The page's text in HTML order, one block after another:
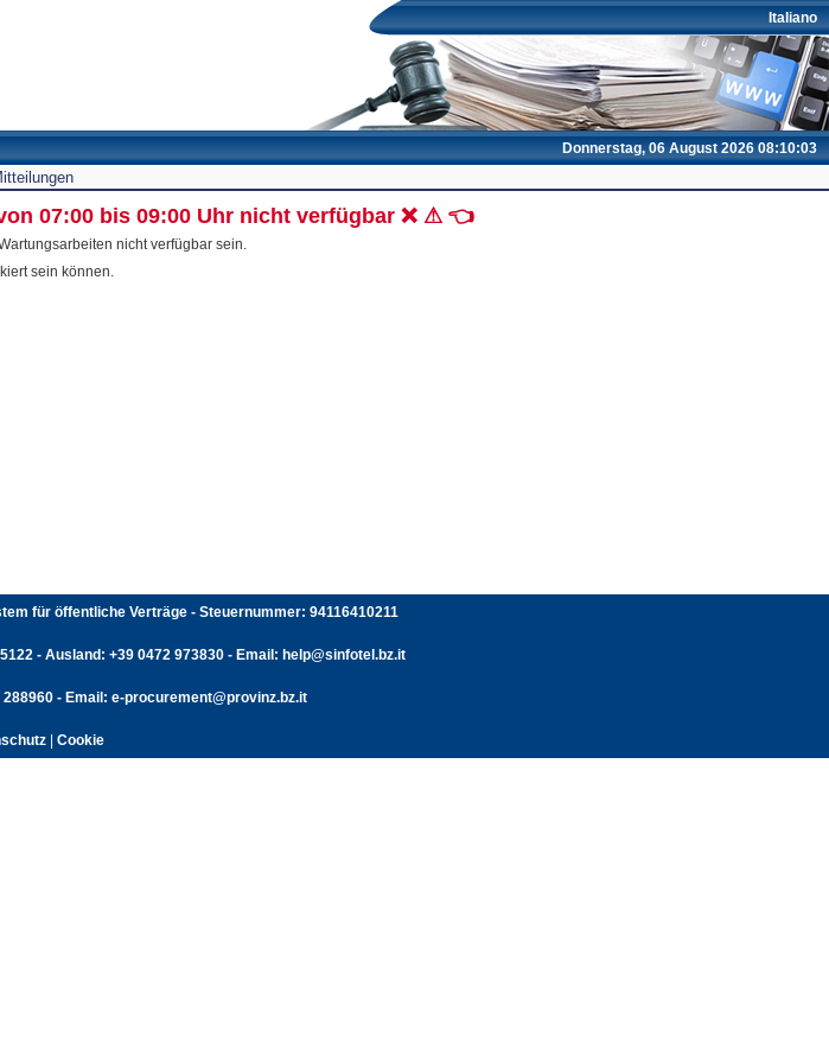
Italiano
Donnerstag, 06 August 2026 08:10:03
07:00 bis 09:00 Uhr nicht verfügbar ❌ ⚠ 👈
nicht verfügbar sein.
sein können.
für öffentliche Verträge - Steuernummer: 94116410211
- Ausland: +39 0472 973830 - Email: help@sinfotel.bz.it
- Email: e-procurement@provinz.bz.it
| Cookie